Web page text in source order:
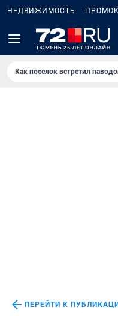
НЕДВИЖИМОСТЬ
Как поселок встретил
ПЕРЕЙТИ К